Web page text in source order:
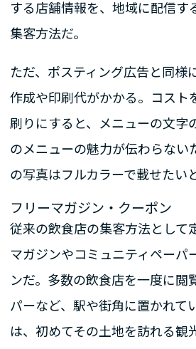
する店舗情報を、地域に配信す
集客方法だ。
ただ、ポスティング広告と同様
作成や印刷代がかかる。コスト
刷りにすると、メニューの文字
のメニューの魅力が伝わらない
の写真はフルカラーで載せたい
フリーマガジン・クーポン
従来の飲食店の集客方法として
マガジンやコミュニティペーパ
ンだ。多数の飲食店を一度に閲
パーなど、駅や街角に置かれて
は、初めてその土地を訪れる観